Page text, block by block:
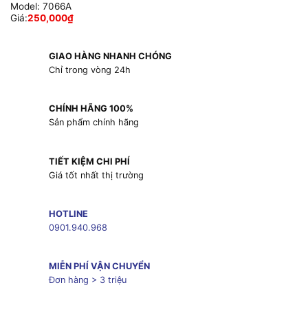
Model: 7066A
Giá:250,000₫
GIAO HÀNG NHANH CHÓNG
Chỉ trong vòng 24h
CHÍNH HÃNG 100%
Sản phẩm chính hãng
TIẾT KIỆM CHI PHÍ
Giá tốt nhất thị trường
HOTLINE
0901.940.968
MIỄN PHÍ VẬN CHUYỂN
Đơn hàng > 3 triệu